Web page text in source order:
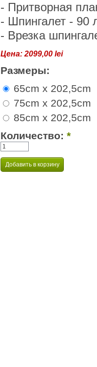
- Притворная
- Шпингалет - 90
- Врезка
Цена: 2099,00 lei
Размеры:
65cm x 202,5cm
75cm x 202,5cm
85cm x 202,5cm
Количество: *